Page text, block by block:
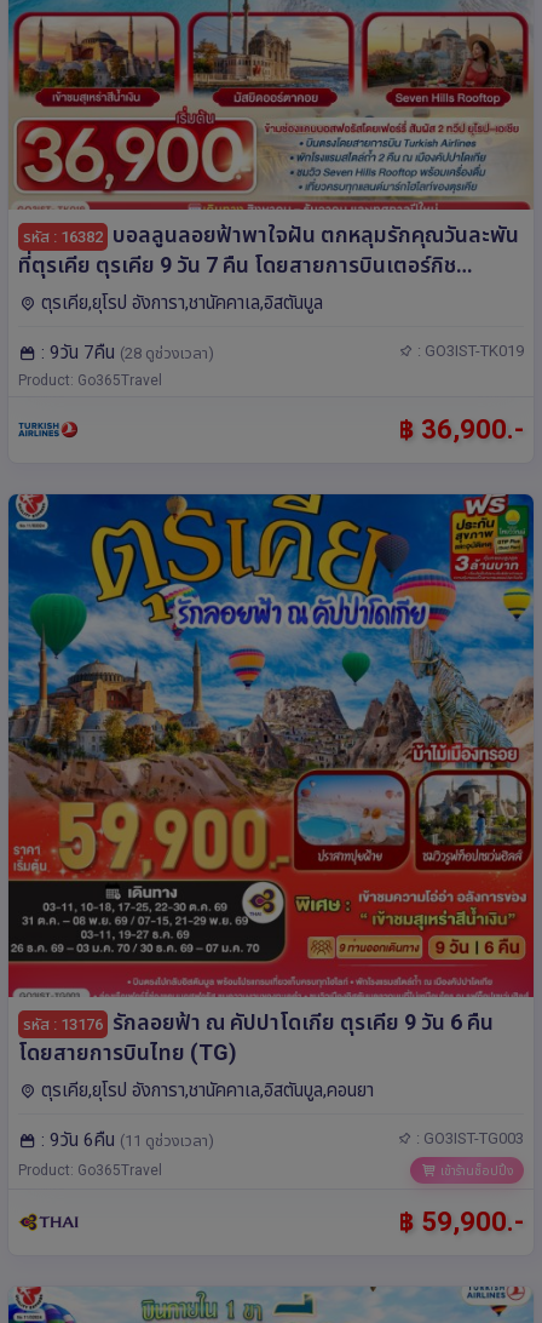
รหัส : 16382 บอลลูนลอยฟ้าพาใจฝัน ตกหลุมรักคุณวันละพัน
ที่ตุรเคีย ตุรเคีย 9 วัน 7 คืน โดยสายการบินเตอร์กิช
Turkish Airlines (TK)
ตุรเคีย,ยุโรป อังการา,ชานัคคาเล,อิสตันบูล
: 9วัน 7คืน (28 ดูช่วงเวลา) : GO3IST-TK019
Product: Go365Travel
฿ 36,900.-
รหัส : 13176 รักลอยฟ้า ณ คัปปาโดเกีย ตุรเคีย 9 วัน 6 คืน
โดยสายการบินไทย (TG)
ตุรเคีย,ยุโรป อังการา,ชานัคคาเล,อิสตันบูล,คอนยา
: 9วัน 6คืน (11 ดูช่วงเวลา) : GO3IST-TG003
Product: Go365Travel เข้าร้านช็อปปิ้ง
฿ 59,900.-